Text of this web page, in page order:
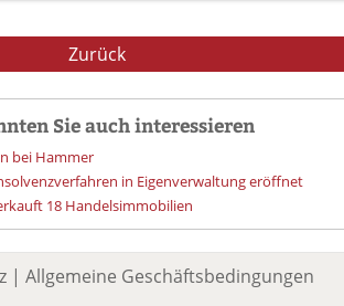
Zurück
Sie auch interessieren
bei Hammer
in Eigenverwaltung eröffnet
18 Handelsimmobilien
| Allgemeine Geschäftsbedingungen